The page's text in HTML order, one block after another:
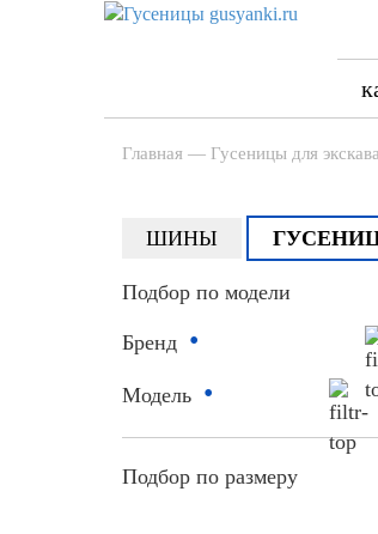
Главная — Гусеницы для
ШИНЫ
Подбор по модели
Бренд •
Модель •
Подбор по размеру